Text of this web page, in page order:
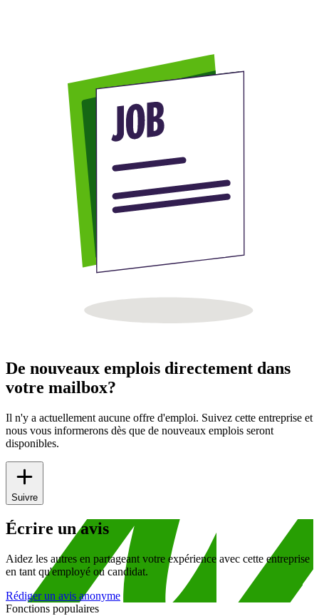
De nouveaux emplois directement dans
votre mailbox?
Il n'y a actuellement aucune offre d'emploi. Suivez cette entreprise et
nous vous informerons dès que de nouveaux emplois seront
disponibles.
Suivre
Écrire un avis
Aidez les autres en partageant votre expérience avec cette entreprise
en tant qu'employé ou candidat.
Rédiger un avis anonyme
Fonctions populaires